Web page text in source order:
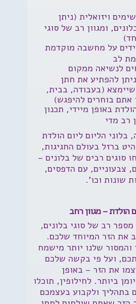
ויזואלית (ניתן
ומגוון רב של סוגי
על מחשבה מוקדמת
לב
לנשיאה ממקום
להפתיע את חתן
(בעבודה, בבית,
אתם בוחרים להיפגש)
באופן מיידי, תכנון
רב מדי
בלוני הליום ליום הולדת
ברזל בעולם החגיגות,
סוגים רבים של בלונים –
צבעוניים, עם הדפסים,
שונות וכו'.
הולדת – מגוון רחב
רב של סוגי בלונים,
את הזר המיוחד שלכם.
והמסור שלנו יותר מישמח
ועל פי בקשה שלכם
את הזר – באופן
ביותר. לחילופין, תוכלו
בתהליך ולקבוע בעצמכם